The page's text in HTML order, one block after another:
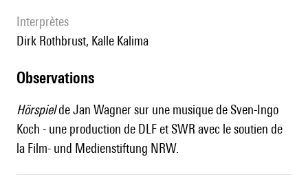
interprètes
Dirk Rothbrust, Kalle Kalima
observations
Hörspielde Jan Wagner sur une musique de Sven-Ingo
Koch - une production de DLF et SWR avec le soutien de
la Film- und Medienstiftung NRW.